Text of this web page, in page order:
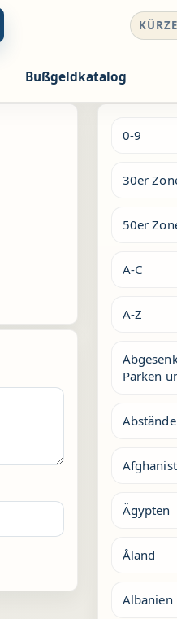
Bußgeldkatalog
0-9
30er
50er
A-C
A-Z
Parken
Ägypten
Åland
Albanien